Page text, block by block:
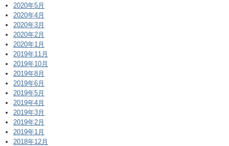
2020年5月
2020年4月
2020年3月
2020年2月
2020年1月
2019年11月
2019年10月
2019年8月
2019年6月
2019年5月
2019年4月
2019年3月
2019年2月
2019年1月
2018年12月